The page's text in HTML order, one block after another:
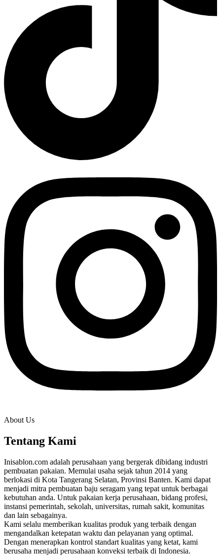
About Us
Tentang Kami
Inisablon.com adalah perusahaan yang bergerak dibidang industri
pembuatan pakaian. Memulai usaha sejak tahun 2014 yang
berlokasi di Kota Tangerang Selatan, Provinsi Banten. Kami dapat
menjadi mitra pembuatan baju seragam yang tepat untuk berbagai
kebutuhan anda. Untuk pakaian kerja perusahaan, bidang profesi,
instansi pemerintah, sekolah, universitas, rumah sakit, komunitas
dan lain sebagainya.
Kami selalu memberikan kualitas produk yang terbaik dengan
mengandalkan ketepatan waktu dan pelayanan yang optimal.
Dengan menerapkan kontrol standart kualitas yang ketat, kami
berusaha menjadi perusahaan konveksi terbaik di Indonesia.